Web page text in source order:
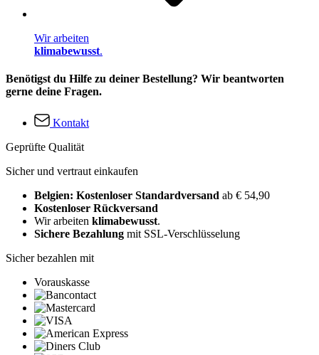
Wir arbeiten
klimabewusst.
Benötigst du Hilfe zu deiner Bestellung? Wir beantworten
gerne deine Fragen.
Kontakt
Geprüfte Qualität
Sicher und vertraut einkaufen
Belgien: Kostenloser Standardversand ab € 54,90
Kostenloser Rückversand
Wir arbeiten klimabewusst.
Sichere Bezahlung mit SSL-Verschlüsselung
Sicher bezahlen mit
Vorauskasse